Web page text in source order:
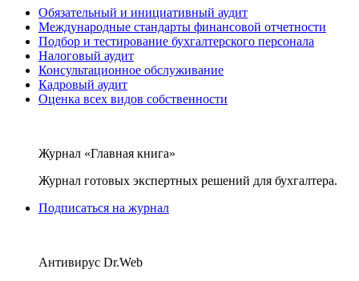
Обязательный и инициативный аудит
Международные стандарты финансовой отчетности
Подбор и тестирование бухгалтерского персонала
Налоговый аудит
Консультационное обслуживание
Кадровый аудит
Оценка всех видов собственности
Журнал «Главная книга»
Журнал готовых экспертных решений для бухгалтера.
Подписаться на журнал
Антивирус Dr.Web